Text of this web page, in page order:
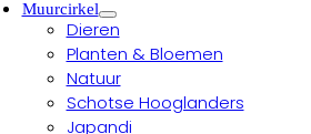
Muurcirkel
Dieren
Planten & Bloemen
Natuur
Schotse Hooglanders
Japandi